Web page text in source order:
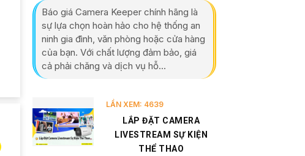
Báo giá Camera Keeper chính hãng là
sự lựa chọn hoàn hảo cho hệ thống an
ninh gia đình, văn phòng hoặc cửa hàng
của bạn. Với chất lượng đảm bảo, giá
cả phải chăng và dịch vụ hỗ...
LẦN XEM: 4639
LẮP ĐẶT CAMERA
LIVESTREAM SỰ KIỆN
THỂ THAO